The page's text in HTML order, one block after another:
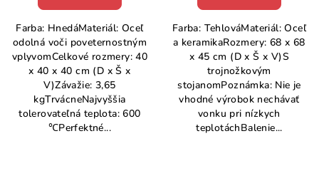
Farba: HnedáMateriál: Oceľ
odolná voči poveternostným
vplyvomCelkové rozmery: 40
x 40 x 40 cm (D x Š x
V)Závažie: 3,65
kgTrvácneNajvyššia
tolerovateľná teplota: 600
℃Perfektné...
Farba: TehlováMateriál: Oceľ
a keramikaRozmery: 68 x 68
x 45 cm (D x Š x V)S
trojnožkovým
stojanomPoznámka: Nie je
vhodné výrobok nechávať
vonku pri nízkych
teplotáchBalenie...